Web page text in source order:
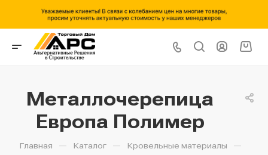
Металлочерепица
Европа Полимер
Главная — Каталог — Кровельные материалы —